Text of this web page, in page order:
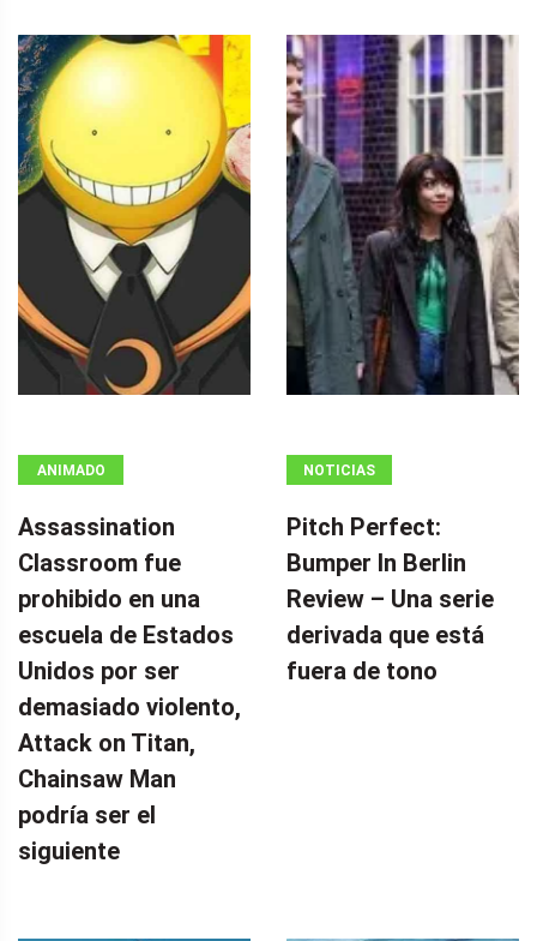
ANIMADO
Assassination
Classroom fue
prohibido en una
escuela de Estados
Unidos por ser
demasiado violento,
Attack on Titan,
Chainsaw Man
podría ser el
siguiente
NOTICIAS
Pitch Perfect:
Bumper In Berlin
Review – Una serie
derivada que está
fuera de tono